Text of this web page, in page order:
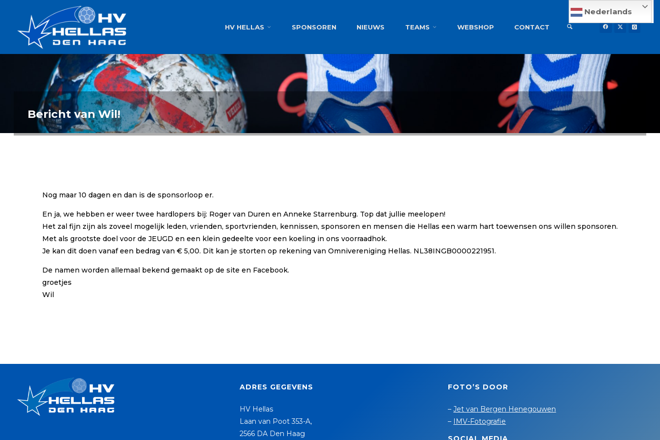
AMBITIE
HV HELLAS SPONSOREN NIEUWS TEAMS WEBSHOP CONTACT
Nederlands
Bericht van Wil!
Nog maar 10 dagen en dan is de sponsorloop er.
En ja, we hebben er weer twee hardlopers bij: Roger van Duren en Anneke Starrenburg. Top dat jullie meelopen!
Het zal fijn zijn als zoveel mogelijk leden, vrienden, sportvrienden, kennissen, sponsoren en mensen die Hellas een warm hart toewensen ons willen sponsoren.
Met als grootste doel voor de JEUGD en een klein gedeelte voor een koeling in ons voorraadhok.
Je kan dit doen vanaf een bedrag van € 5,00. Dit kan je storten op rekening van Omnivereniging Hellas. NL38INGB0000221951.
De namen worden allemaal bekend gemaakt op de site en Facebook.
groetjes
Wil
ADRES GEGEVENS
HV Hellas
Laan van Poot 353-A,
2566 DA Den Haag
FOTO’S DOOR
–Jet van Bergen Henegouwen
– IMV-Fotografie